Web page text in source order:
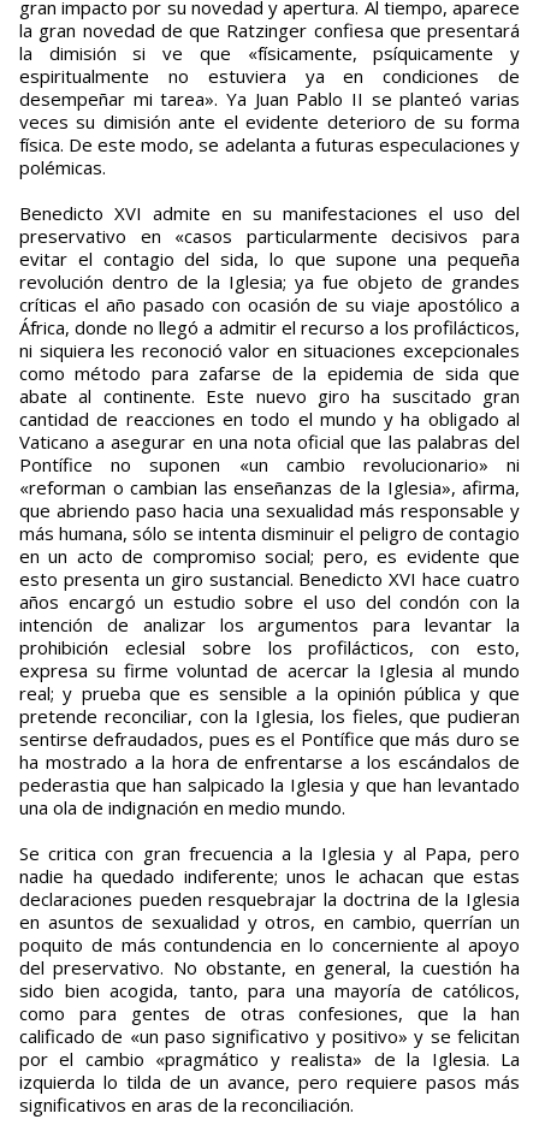
gran impacto por su novedad y apertura. Al tiempo, aparece
la gran novedad de que Ratzinger confiesa que presentará
la dimisión si ve que «físicamente, psí­quicamente y
espiritualmente no estuviera ya en condiciones de
desempeñar mi tarea». Ya Juan Pablo II se planteó varias
veces su dimisión ante el evidente deterio­ro de su forma
física. De este modo, se adelanta a futuras especula­ciones y
polémi­cas.
Benedicto XVI admite en su manifestaciones el uso del
preservativo en «casos parti­cularmente decisivos para
evitar el contagio del sida, lo que supone una pequeña
revolución dentro de la Iglesia; ya fue objeto de grandes
críticas el año pasado con ocasión de su viaje apostólico a
África, donde no llegó a admitir el recurso a los profilácticos,
ni siquiera les reconoció valor en situaciones excepcionales
como método para zafarse de la epidemia de sida que
abate al continente. Este nuevo giro ha suscitado gran
cantidad de reacciones en todo el mundo y ha obligado al
Vaticano a asegurar en una nota oficial que las palabras del
Pontífice no supo­nen «un cambio revolucionario» ni
«reforman o cam­bian las enseñanzas de la Iglesia», afirma,
que abriendo paso hacia una sexualidad más responsable y
más humana, sólo se intenta disminuir el peligro de contagio
en un acto de compromiso social; pero, es evidente que
esto presenta un giro sustancial. Benedicto XVI hace cuatro
años encargó un estudio sobre el uso del condón con la
intención de analizar los argumentos para levantar la
prohibición eclesial sobre los profilácticos, con esto,
expresa su firme volun­tad de acercar la Iglesia al mundo
real; y prueba que es sensible a la opinión pública y que
pretende reconciliar, con la Iglesia, los fieles, que pudieran
sentirse defraudados, pues es el Pontífice que más duro se
ha mostrado a la hora de enfrentarse a los escándalos de
pederastia que han salpicado la Iglesia y que han levantado
una ola de indignación en medio mundo.
Se critica con gran frecuencia a la Iglesia y al Papa, pero
nadie ha quedado indiferente; unos le achacan que estas
declaraciones pueden resquebrajar la doctrina de la Iglesia
en asuntos de sexualidad y otros, en cambio, querrían un
poquito de más contundencia en lo concerniente al apoyo
del preservativo. No obstante, en general, la cuestión ha
sido bien acogida, tanto, para una mayoría de católicos,
como para gentes de otras confesiones, que la han
calificado de «un paso significativo y positivo» y se felici­tan
por el cambio «pragmático y realista» de la Igle­sia. La
izquierda lo tilda de un avance, pero requiere pasos más
significativos en aras de la reconciliación.